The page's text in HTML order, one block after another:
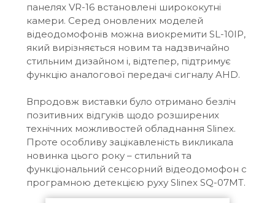
панелях VR-16 встановлені ширококутні
камери. Серед оновлених моделей
відеодомофонів можна виокремити SL-10IP,
який вирізняється новим та надзвичайно
стильним дизайном і, відтепер, підтримує
функцію аналогової передачі сигналу AHD.
Впродовж виставки було отримано безліч
позитивних відгуків щодо розширених
технічних можливостей обладнання Slinex.
Проте особливу зацікавленість викликала
новинка цього року – стильний та
функціональний сенсорний відеодомофон c
програмною детекцією руху Slinex SQ-07MT.